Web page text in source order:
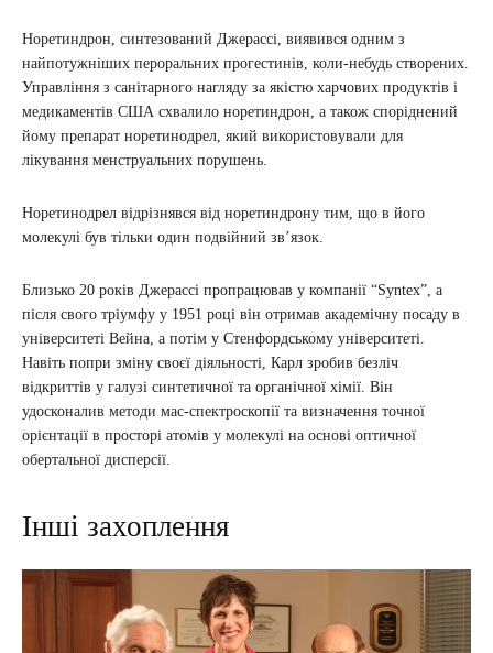
Норетиндрон, синтезований Джерассі, виявився одним з
найпотужніших пероральних прогестинів, коли-небудь створених.
Управління з санітарного нагляду за якістю харчових продуктів і
медикаментів США схвалило норетиндрон, а також споріднений
йому препарат норетинодрел, який використовували для
лікування менструальних порушень.
Норетинодрел відрізнявся від норетиндрону тим, що в його
молекулі був тільки один подвійний зв’язок.
Близько 20 років Джерассі пропрацював у компанії “Syntex”, а
після свого тріумфу у 1951 році він отримав академічну посаду в
університеті Вейна, а потім у Стенфордському університеті.
Навіть попри зміну своєї діяльності, Карл зробив безліч
відкриттів у галузі синтетичної та органічної хімії. Він
удосконалив методи мас-спектроскопії та визначення точної
орієнтації в просторі атомів у молекулі на основі оптичної
обертальної дисперсії.
Інші захоплення